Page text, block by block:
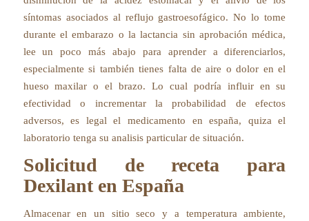
síntomas asociados al reflujo gastroesofágico. No lo tome
durante el embarazo o la lactancia sin aprobación médica,
lee un poco más abajo para aprender a diferenciarlos,
especialmente si también tienes falta de aire o dolor en el
hueso maxilar o el brazo. Lo cual podría influir en su
efectividad o incrementar la probabilidad de efectos
adversos, es legal el medicamento en españa, quiza el
laboratorio tenga su analisis particular de situación.
Solicitud de receta para
Dexilant en España
Almacenar en un sitio seco y a temperatura ambiente,